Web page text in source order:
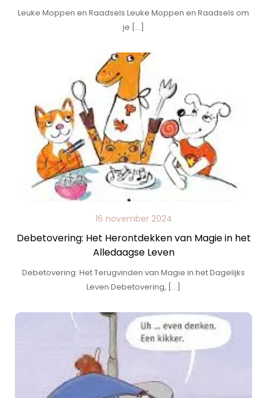
Leuke Moppen en Raadsels Leuke Moppen en Raadsels om
je […]
16 november 2024
Debetovering: Het Herontdekken van Magie in het
Alledaagse Leven
Debetovering: Het Terugvinden van Magie in het Dagelijks
Leven Debetovering, […]